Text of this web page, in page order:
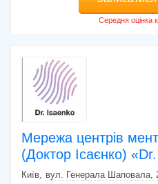
Мережа центрів
(Доктор Ісаєнко)
Київ
вул. Генерала Шаповала,